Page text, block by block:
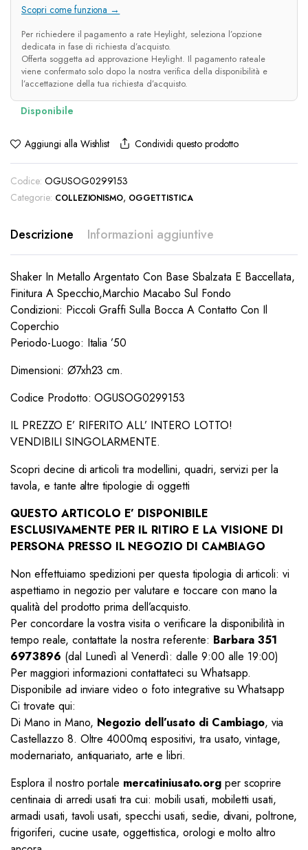
Scopri come funziona →
Per richiedere il pagamento a rate Heylight, seleziona l’opzione
dedicata in fase di richiesta d’acquisto.
Offerta soggetta ad approvazione Heylight. Il pagamento rateale
viene confermato solo dopo la nostra verifica della disponibilità e
l’accettazione della tua richiesta d’acquisto.
Aggiungi alla Wishlist Condividi questo prodotto
Codice: OGUSOG0299153
Categorie: COLLEZIONISMO, OGGETTISTICA
Descrizione Informazioni aggiuntive
Shaker In Metallo Argentato Con Base Sbalzata E Baccellata,
Finitura A Specchio,Marchio Macabo Sul Fondo
Condizioni: Piccoli Graffi Sulla Bocca A Contatto Con Il
Coperchio
Periodo-Luogo: Italia ’50
Dimensioni: Ø7xh23 cm.
Codice Prodotto: OGUSOG0299153
IL PREZZO E’ RIFERITO ALL’ INTERO LOTTO!
VENDIBILI SINGOLARMENTE.
Scopri decine di articoli tra modellini, quadri, servizi per la
tavola, e tante altre tipologie di oggetti
QUESTO ARTICOLO E’ DISPONIBILE
ESCLUSIVAMENTE PER IL RITIRO E LA VISIONE DI
PERSONA PRESSO IL NEGOZIO DI CAMBIAGO
Non effettuiamo spedizioni per questa tipologia di articoli: vi
aspettiamo in negozio per valutare e toccare con mano la
qualità del prodotto prima dell’acquisto.
Per concordare la vostra visita o verificare la disponibilità in
tempo reale, contattate la nostra referente: Barbara 351
6973896 (dal Lunedì al Venerdì: dalle 9:00 alle 19:00)
Per maggiori informazioni contattateci su Whatsapp.
Disponibile ad inviare video o foto integrative su Whatsapp
Ci trovate qui:
Di Mano in Mano, Negozio dell’usato di Cambiago, via
Castellazzo 8. Oltre 4000mq espositivi, tra usato, vintage,
modernariato, antiquariato, arte e libri.
Esplora il nostro portale mercatiniusato.orgper scoprire
centinaia di arredi usati tra cui: mobili usati, mobiletti usati,
armadi usati, tavoli usati, specchi usati, sedie, divani, poltrone,
frigoriferi, cucine usate, oggettistica, orologi e molto altro